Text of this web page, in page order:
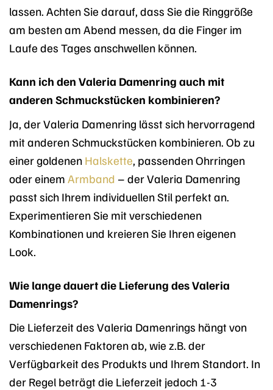
lassen. Achten Sie darauf, dass Sie die Ringgröße
am besten am Abend messen, da die Finger im
Laufe des Tages anschwellen können.
Kann ich den Valeria Damenring auch mit
anderen Schmuckstücken kombinieren?
Ja, der Valeria Damenring lässt sich hervorragend
mit anderen Schmuckstücken kombinieren. Ob zu
einer goldenen Halskette, passenden Ohrringen
oder einem Armband – der Valeria Damenring
passt sich Ihrem individuellen Stil perfekt an.
Experimentieren Sie mit verschiedenen
Kombinationen und kreieren Sie Ihren eigenen
Look.
Wie lange dauert die Lieferung des Valeria
Damenrings?
Die Lieferzeit des Valeria Damenrings hängt von
verschiedenen Faktoren ab, wie z.B. der
Verfügbarkeit des Produkts und Ihrem Standort. In
der Regel beträgt die Lieferzeit jedoch 1-3